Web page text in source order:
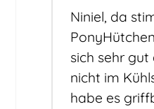
Niniel, da
sich sehr
nicht im
habe es